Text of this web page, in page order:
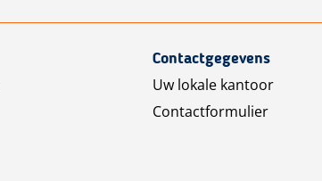
Contactgegevens
Uw lokale kantoor
Contactformulier